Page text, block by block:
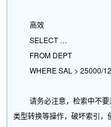
高效
SELECT …
FROM DEPT
WHERE SAL > 25000/
请务必注意，检索中不要
类型转换等操作，破坏索引，